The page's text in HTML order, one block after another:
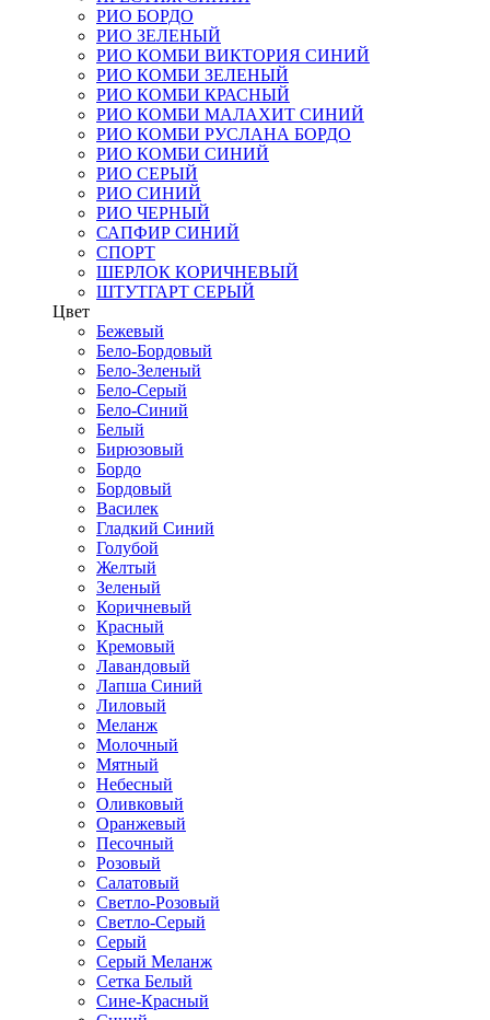
РИО БОРДО
РИО ЗЕЛЕНЫЙ
РИО КОМБИ ВИКТОРИЯ СИНИЙ
РИО КОМБИ ЗЕЛЕНЫЙ
РИО КОМБИ КРАСНЫЙ
РИО КОМБИ МАЛАХИТ СИНИЙ
РИО КОМБИ РУСЛАНА БОРДО
РИО КОМБИ СИНИЙ
РИО СЕРЫЙ
РИО СИНИЙ
РИО ЧЕРНЫЙ
САПФИР СИНИЙ
СПОРТ
ШЕРЛОК КОРИЧНЕВЫЙ
ШТУТГАРТ СЕРЫЙ
Цвет
Бежевый
Бело-Бордовый
Бело-Зеленый
Бело-Серый
Бело-Синий
Белый
Бирюзовый
Бордо
Бордовый
Василек
Гладкий Синий
Голубой
Желтый
Зеленый
Коричневый
Красный
Кремовый
Лавандовый
Лапша Синий
Лиловый
Меланж
Молочный
Мятный
Небесный
Оливковый
Оранжевый
Песочный
Розовый
Салатовый
Светло-Розовый
Светло-Серый
Серый
Серый Меланж
Сетка Белый
Сине-Красный